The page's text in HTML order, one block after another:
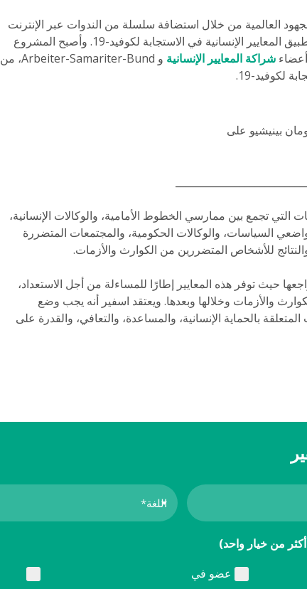
العالمية من خلال استضافة سلسلة من الندوات عبر الإنترنت
لتبادل الممارسات الجيدة وتقديم التوجيه الفني بشأن تطبيق المعايير الإنسانية في الاستجابة لكوفيد-19. وأصبح المشروع
شراكة المعايير الإنسانية
و Arbeiter-Samariter-Bund، من
بينيشيو على
التي تجمع بين ممارسي الخطوط الأمامية، والوكالات الإنسانية،
السياسات، والوكالات الحكومية، والمجتمعات المتضررة
للأشخاص المتضررين من الكوارث والأزمات.
حيث توفر هذه المعايير إطارًا للمساءلة من أجل الاستعداد،
والأزمات وخلالها وبعدها. ويعتقد اسفير أنه يجب وضع
بالحماية الإنسانية، والمساعدة، والتعافي، والقدرة على
من خيار واحد)
عضو في